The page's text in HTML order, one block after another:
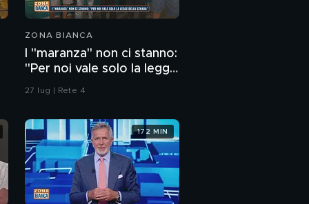
ZONA BIANCA
I "maranza" non ci stanno:
"Per noi vale solo la legge
della strada"
27 lug | Rete 4
172 MIN